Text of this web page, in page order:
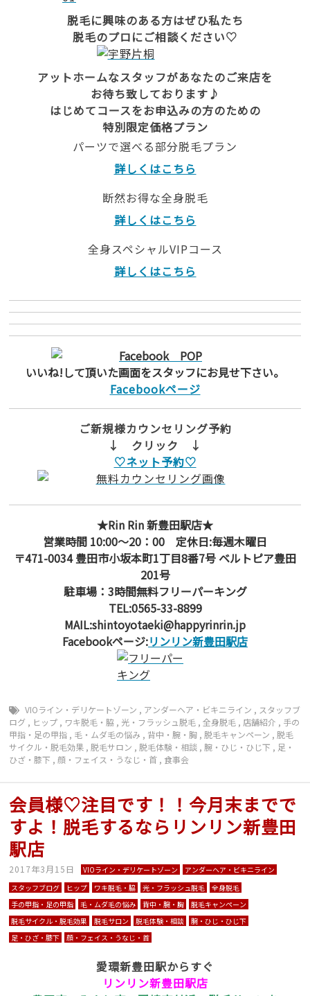
脱毛に興味のある方はぜひ私たち
脱毛のプロにご相談ください♡
アットホームなスタッフがあなたのご来店を
お待ち致しております♪
はじめてコースをお申込みの方のための
特別限定価格プラン
パーツで選べる部分脱毛プラン
詳しくはこちら
断然お得な全身脱毛
詳しくはこちら
全身スペシャルVIPコース
詳しくはこちら
いいね!して頂いた画面をスタッフにお見せ下さい。
Facebookページ
ご新規様カウンセリング予約
↓ クリック ↓
♡ネット予約♡
★Rin Rin 新豊田駅店★
営業時間 10:00～20：00 定休日:毎週木曜日
〒471-0034 豊田市小坂本町1丁目8番7号 ベルトピア豊田
201号
駐車場：3時間無料フリーパーキング
TEL:0565-33-8899
MAIL:shintoyotaeki@happyrinrin.jp
Facebookページ:リンリン新豊田駅店
VIOライン・デリケートゾーン , アンダーヘア・ビキニライン , スタッフブ
ログ , ヒップ , ワキ脱毛・脇 , 光・フラッシュ脱毛 ,全身脱毛 , 店舗紹介 , 手の
甲指・足の甲指 , 毛・ムダ毛の悩み , 背中・腕・胸 ,脱毛キャンペーン ,脱毛
サイクル・脱毛効果 ,脱毛サロン ,脱毛体験・相談 ,腕・ひじ・ひじ下 , 足・
ひざ・膝下 ,顔・フェイス・うなじ・首 , 食事会
会員様♡注目です！！今月末までで
すよ！脱毛するならリンリン新豊田
駅店
2017年3月15日 VIOライン・デリケートゾーン
アンダーヘア・ビキニライン
スタッフブログ
ヒップ ワキ脱毛・脇 光・フラッシュ脱毛
全身脱毛
手の甲指・足の甲指
毛・ムダ毛の悩み 背中・腕・胸
脱毛キャンペーン
脱毛サイクル・脱毛効果
脱毛サロン 脱毛体験・相談
腕・ひじ・ひじ下
足・ひざ・膝下
顔・フェイス・うなじ・首
愛環新豊田駅からすぐ
リンリン新豊田駅店